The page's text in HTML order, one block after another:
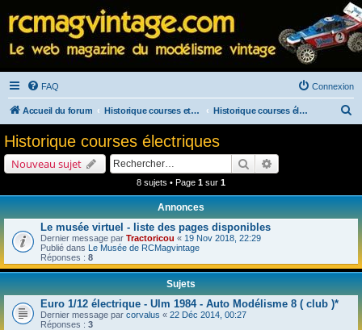
FAQ Connexion
Accueil du forum Historique courses et salons Historique courses électriques
e
Historique courses électriques
Nouveau sujet Rechercher
8 sujets • Page 1 sur 1
Annonces
Le musée virtuel - liste des pages disponibles
Dernier message par Tractoricou « 19 Nov 2018, 22:29
Publié dans Le Musée de RCMagvintage
Réponses : 8
Sujets
Euro 1/12 électrique - Ulm 1984 - Auto Modélisme 8 ( club )*
Dernier message par corvalus « 22 Déc 2014, 00:27
Réponses : 3